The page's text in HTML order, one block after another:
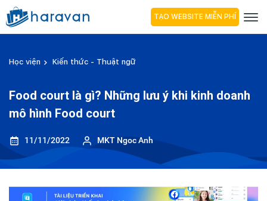
TẠO WEBSITE MIỄN PHÍ
Học viện Kiến thức - Thuật ngữ
Food court là gì? Những lưu ý khi kinh doanh
mô hình Food court
11/11/2022 MKT Ngoc Anh